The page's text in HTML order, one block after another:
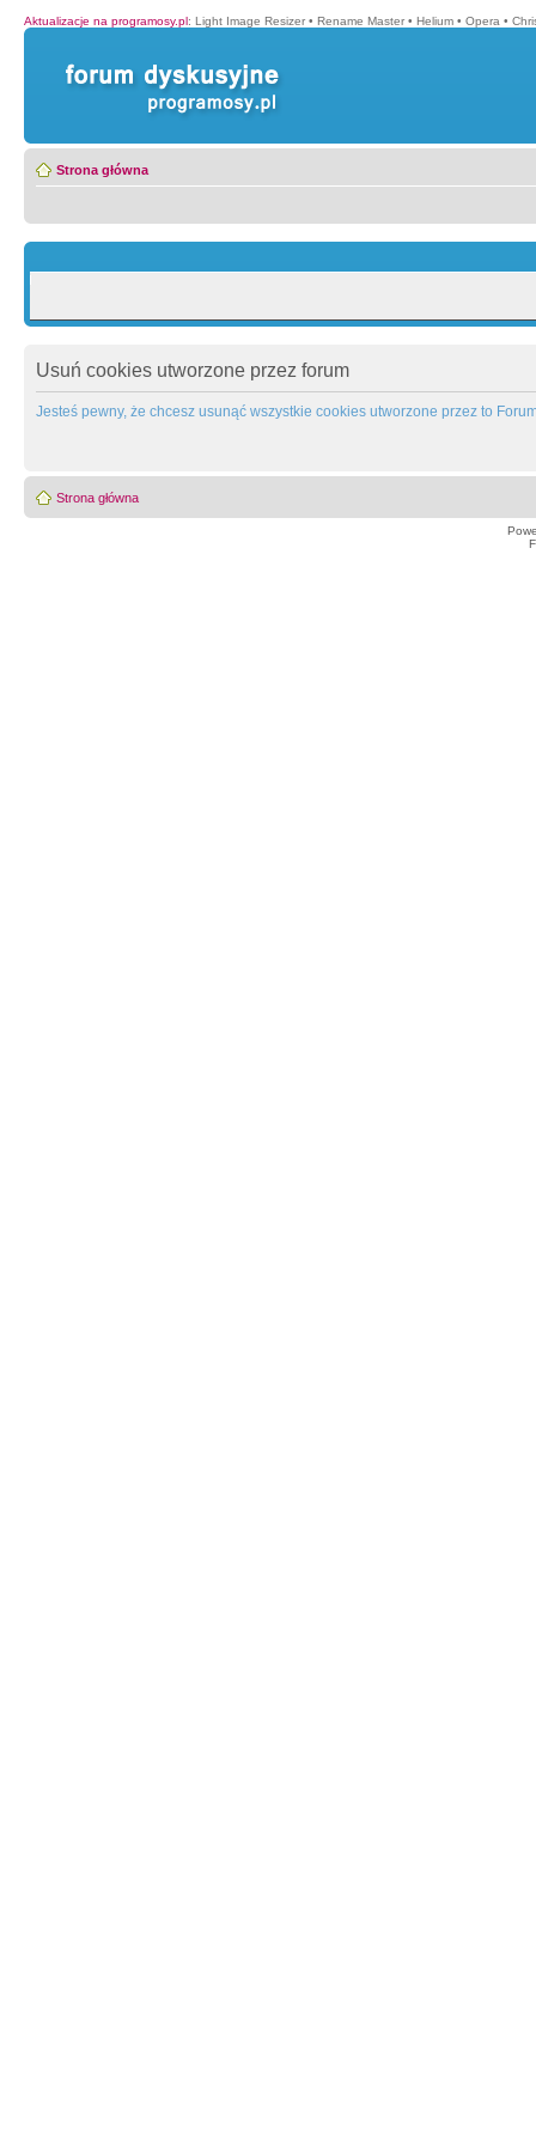
Aktualizacje na programosy.pl: Light Image Resizer • Rename Master • Helium • Opera •
Strona główna
Usuń cookies utworzone przez forum
Jesteś pewny, że chcesz usunąć wszystkie cookies utworzone przez to
Strona główna